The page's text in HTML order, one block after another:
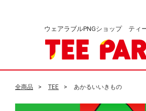
ウェアラブルPNGショップ ティ
全商品 TEE あかるいいきもの